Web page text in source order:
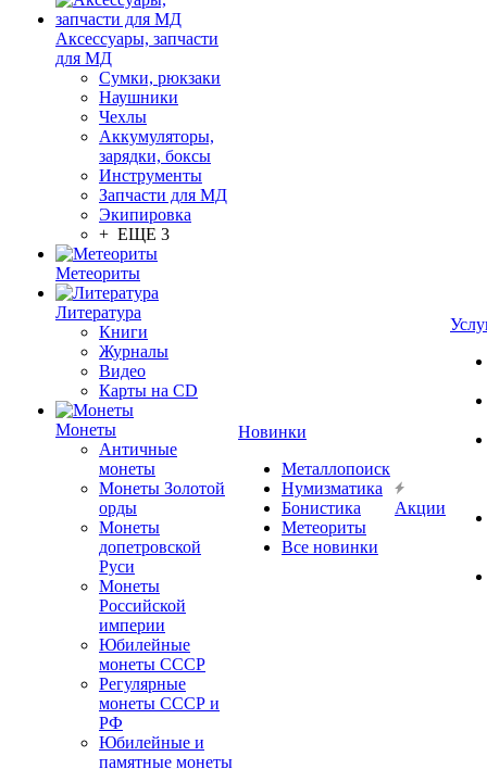
Аксессуары, запчасти
для МД
Сумки, рюкзаки
Наушники
Чехлы
Аккумуляторы,
зарядки, боксы
Инструменты
Запчасти для МД
Экипировка
+ ЕЩЕ 3
Метеориты
Литература
Книги
Журналы
Видео
Карты на CD
Монеты
Античные
монеты
Монеты Золотой
орды
Монеты
допетровской
Руси
Монеты
Российской
империи
Юбилейные
монеты СССР
Регулярные
монеты СССР и
РФ
Юбилейные и
памятные монеты
Новинки
Металлопоиск
Нумизматика
Бонистика
Метеориты
Все новинки
Акции